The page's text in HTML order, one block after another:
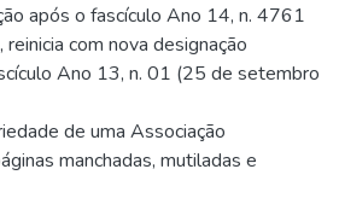
após o fascículo Ano 14, n. 4761
com nova designação
Ano 13, n. 01 (25 de setembro
de uma Associação
manchadas, mutiladas e